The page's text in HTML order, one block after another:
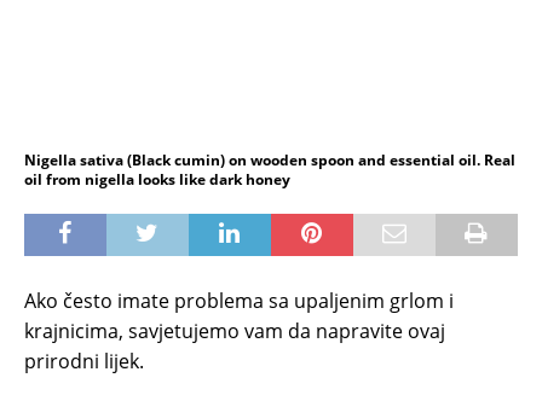
Nigella sativa (Black cumin) on wooden spoon and essential oil. Real
oil from nigella looks like dark honey
Ako često imate problema sa upaljenim grlom i
krajnicima, savjetujemo vam da napravite ovaj
prirodni lijek.